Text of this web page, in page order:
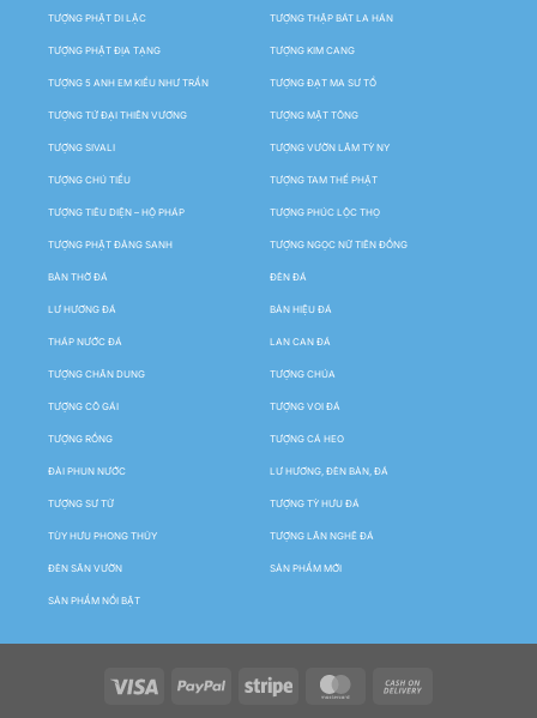
TƯỢNG PHẬT DI LẶC TƯỢNG THẬP BÁT LA HÁN
TƯỢNG PHẬT ĐỊA TẠNG TƯỢNG KIM CANG
TƯỢNG 5 ANH EM KIỀU NHƯ TRẦN TƯỢNG ĐẠT MA SƯ TỔ
TƯỢNG TỨ ĐẠI THIÊN VƯƠNG TƯỢNG MẬT TÔNG
TƯỢNG SIVALI TƯỢNG VƯỜN LÂM TỲ NY
TƯỢNG CHÚ TIỂU TƯỢNG TAM THẾ PHẬT
TƯỢNG TIÊU DIỆN – HỘ PHÁP TƯỢNG PHÚC LỘC THỌ
TƯỢNG PHẬT ĐẢNG SANH TƯỢNG NGỌC NỮ TIÊN ĐỒNG
BÀN THỜ ĐÁ ĐÈN ĐÁ
LƯ HƯƠNG ĐÁ BẢN HIỆU ĐÁ
THÁP NƯỚC ĐÁ LAN CAN ĐÁ
TƯỢNG CHÂN DUNG TƯỢNG CHÚA
TƯỢNG CÔ GÁI TƯỢNG VOI ĐÁ
TƯỢNG RỒNG TƯỢNG CÁ HEO
ĐÀI PHUN NƯỚC LƯ HƯƠNG, ĐÈN BÀN, ĐÁ
TƯỢNG SƯ TỬ TƯỢNG TỲ HƯU ĐÁ
TÙY HƯU PHONG THỦY TƯỢNG LÂN NGHÊ ĐÁ
ĐÈN SÂN VƯỜN SẢN PHẨM MỚI
SẢN PHẨM NỔI BẬT